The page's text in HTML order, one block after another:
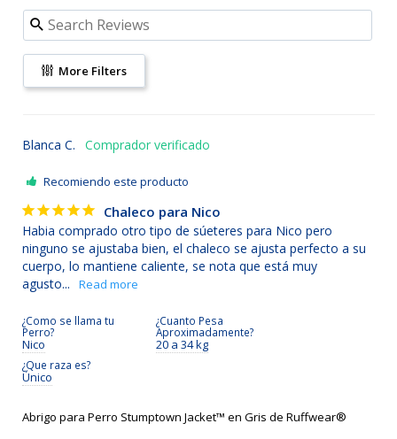
More Filters
Blanca C.
Recomiendo este producto
Chaleco para Nico
Habia comprado otro tipo de súeteres para Nico pero
ninguno se ajustaba bien, el chaleco se ajusta perfecto a su
cuerpo, lo mantiene caliente, se nota que está muy
agusto...
¿Como se llama tu
Perro?
Nico
¿Cuanto Pesa
Aproximadamente?
20 a 34 kg
¿Que raza es?
Único
Abrigo para Perro Stumptown Jacket™ en Gris de Ruffwear®